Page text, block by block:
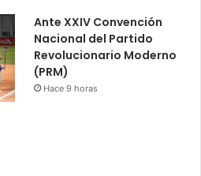
Ante XXIV Convención
Nacional del Partido
Revolucionario Moderno
(PRM)
Hace 9 horas